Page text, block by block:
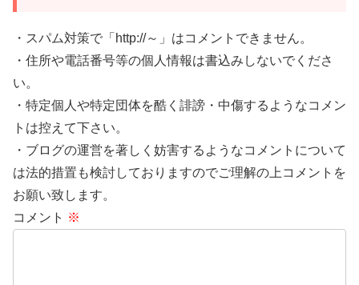
・スパム対策で「http://～」はコメントできません。
・住所や電話番号等の個人情報は書込みしないでくださ
い。
・特定個人や特定団体を酷く誹謗・中傷するようなコメン
トは控えて下さい。
・ブログの運営を著しく妨害するようなコメントについて
は法的措置も検討しておりますのでご理解の上コメントを
お願い致します。
コメント ※